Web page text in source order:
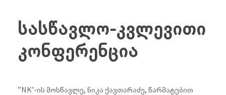
სასწავლო-კვლევითი
კონფერენცია
“NK’-ის მოსწავლე, ნიკა ქავთარაძე, წარმატებით